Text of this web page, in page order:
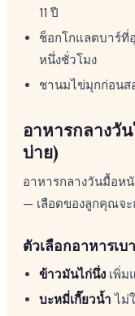
11 ปี
ช็อกโกแลตบาร์ที่
หนึ่งชั่วโมง
ชานมไข่มุกก่อนส
อาหารกลางวั
บ่าย)
อาหารกลางวันมื้อห
— เลือดของลูกคุณจ
ตัวเลือกอาหารเ
ข้าวมันไก่นึ่ง เพิ่ม
บะหมี่เกี๊ยวน้ำ ไม่